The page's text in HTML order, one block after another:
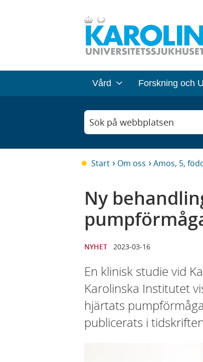
Vård Forskning och
Sök på webbplatsen
Start Om oss Amos, 5,
Ny
NYHET 2023-03-16
En klinisk studie vid
Karolinska Institutet
hjärtats
publicerats i